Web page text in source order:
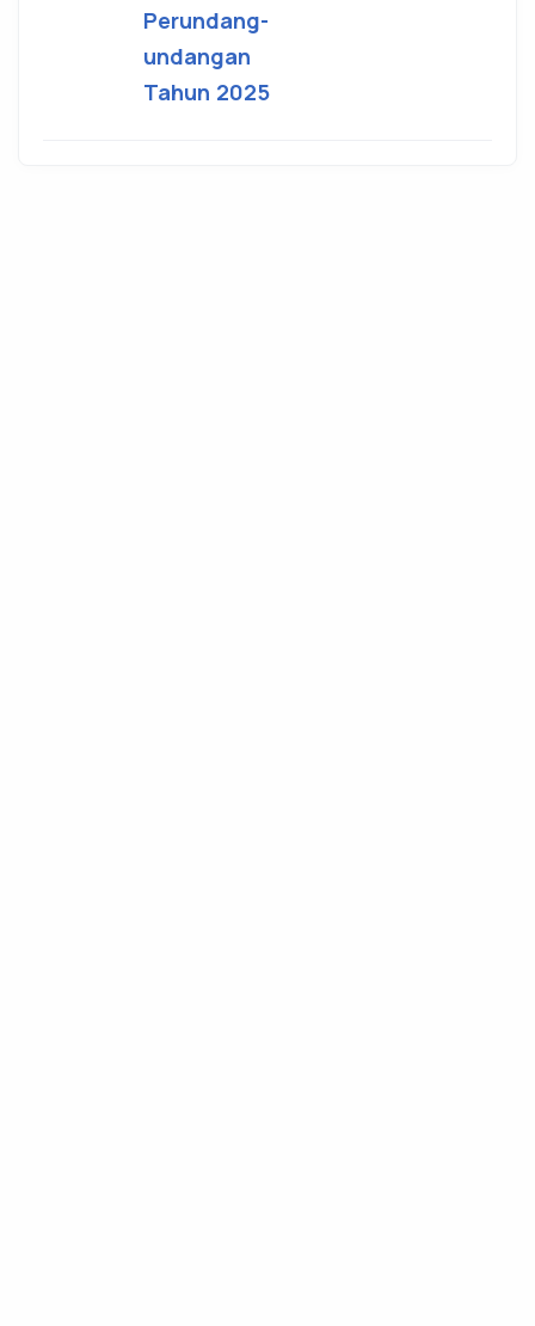
Perundang-
undangan
Tahun 2025